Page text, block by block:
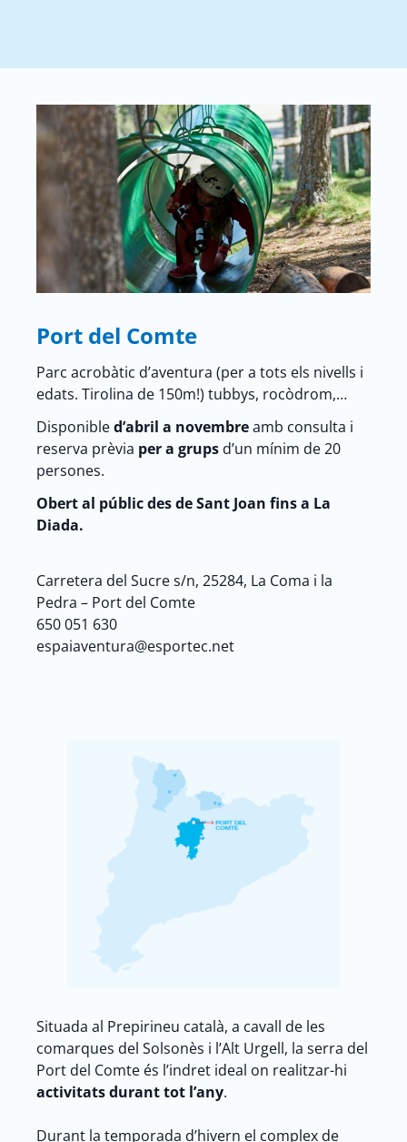
Port del Comte
Parc acrobàtic d’aventura (per a tots els nivells i
edats. Tirolina de 150m!) tubbys, rocòdrom,…
Disponibled’abril a novembreamb consulta i
reserva prèvia per a grups d’un mínim de 20
persones.
Obert al públicdes de Sant Joan fins a La
Diada.
Carretera del Sucre s/n, 25284, La Coma i la
Pedra – Port del Comte
650 051 630
espaiaventura@esportec.net
Situada al Prepirineu català, a cavall de les
comarques del Solsonès i l’Alt Urgell, la serra del
Port del Comte és l’indret ideal on realitzar-hi
activitats durant tot l’any.
Durant la temporada d’hivern el complex de